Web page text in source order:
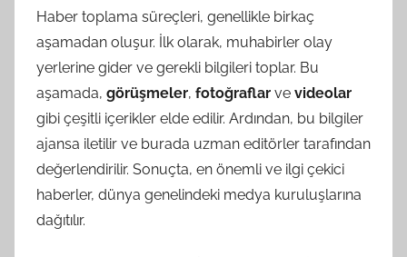
Haber toplama süreçleri, genellikle birkaç
aşamadan oluşur. İlk olarak, muhabirler olay
yerlerine gider ve gerekli bilgileri toplar. Bu
aşamada, görüşmeler, fotoğraflar ve videolar
gibi çeşitli içerikler elde edilir. Ardından, bu bilgiler
ajansa iletilir ve burada uzman editörler tarafından
değerlendirilir. Sonuçta, en önemli ve ilgi çekici
haberler, dünya genelindeki medya kuruluşlarına
dağıtılır.